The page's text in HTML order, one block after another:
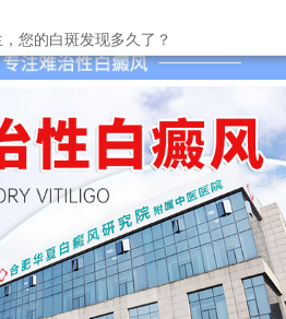
您的白斑发现多久了？